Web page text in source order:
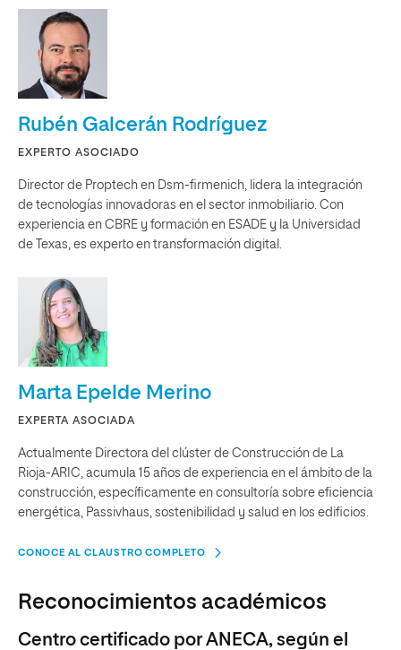
Rubén Galcerán Rodríguez
EXPERTO ASOCIADO
Director de Proptech en Dsm-firmenich, lidera la integración
de tecnologías innovadoras en el sector inmobiliario. Con
experiencia en CBRE y formación en ESADE y la Universidad
de Texas, es experto en transformación digital.
Marta Epelde Merino
EXPERTA ASOCIADA
Actualmente Directora del clúster de Construcción de La
Rioja-ARIC, acumula 15 años de experiencia en el ámbito de la
construcción, específicamente en consultoría sobre eficiencia
energética, Passivhaus, sostenibilidad y salud en los edificios.
CONOCE AL CLAUSTRO COMPLETO
Reconocimientos académicos
Centro certificado por ANECA, según el